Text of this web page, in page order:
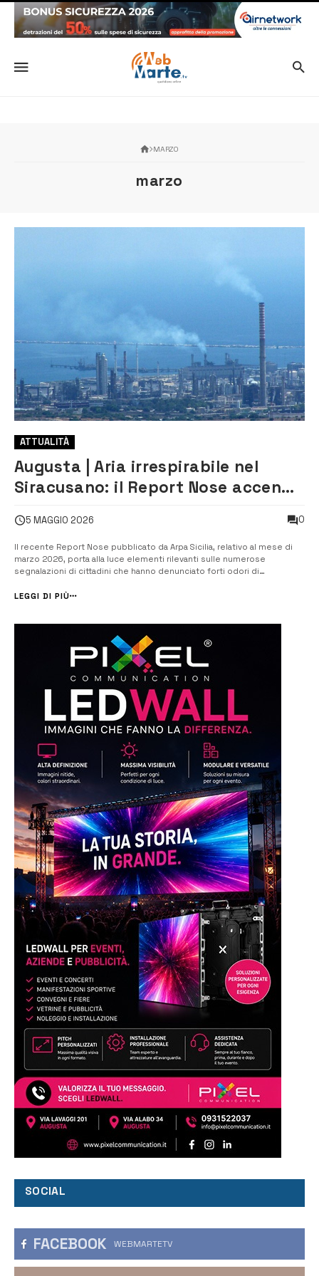
MARZO
marzo
ATTUALITÀ
Augusta | Aria irrespirabile nel
Siracusano: il Report Nose accende
5 MAGGIO 2026 0
Il recente Report Nose pubblicato da Arpa Sicilia, relativo al mese di
marzo 2026, porta alla luce elementi rilevanti sulle numerose
segnalazioni di cittadini che hanno denunciato forti odori di
Secondo quanto riportato in una nota firmata dal Comitato Stop
LEGGI DI PIÙ
SOCIAL
FACEBOOK WEBMARTETV